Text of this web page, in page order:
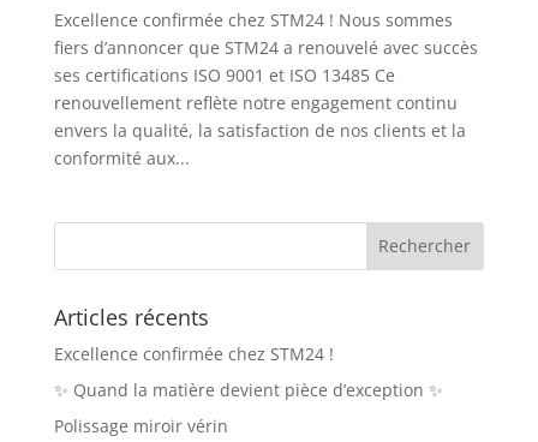
Excellence confirmée chez STM24 ! Nous sommes
fiers d’annoncer que STM24 a renouvelé avec succès
ses certifications ISO 9001 et ISO 13485 Ce
renouvellement reflète notre engagement continu
envers la qualité, la satisfaction de nos clients et la
conformité aux...
Articles récents
Excellence confirmée chez STM24 !
✨ Quand la matière devient pièce d’exception ✨
Polissage miroir vérin